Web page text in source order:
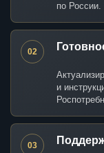
по России.
02
и
03